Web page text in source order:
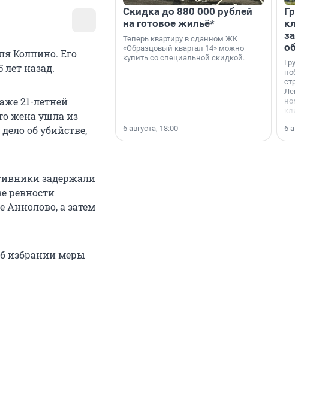
Колпино. Его
назад.
21-летней
жена ушла из
об убийстве,
задержали
ревности
Аннолово, а затем
избрании меры
Скидка до 880 000 рублей
на готовое жильё*
Теперь квартиру в сданном ЖК
«Образцовый квартал 14» можно
купить со специальной скидкой.
6 августа, 18:00
Группа
области».
6